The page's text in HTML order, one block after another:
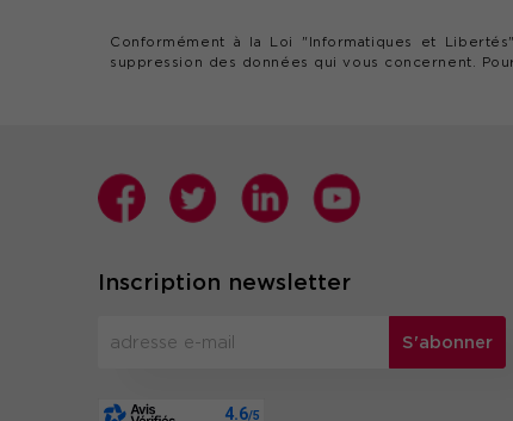
Conformément à la Loi "Informatiques et
suppression des données qui vous concernent.
Inscription newsletter
S'abonner